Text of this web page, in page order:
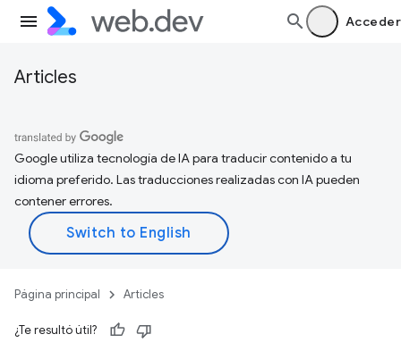
Acceder
Articles
Google utiliza tecnología de IA para traducir contenido a tu
idioma preferido. Las traducciones realizadas con IA pueden
contener errores.
Página principal Articles
¿Te resultó útil?